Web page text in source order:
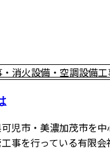
消火設備・空調設備
児市・美濃加茂市を中
事を行っている有限